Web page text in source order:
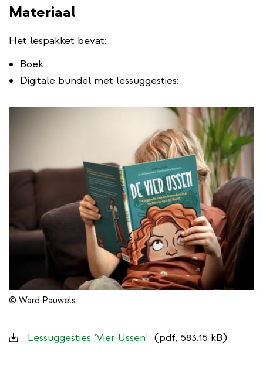
© Ward Pauwels
Materiaal
Het lespakket bevat:
Boek
Digitale bundel met lessuggesties:
Downloads
Lessuggesties ‘Vier Ussen' (pdf, 583.15 kB)